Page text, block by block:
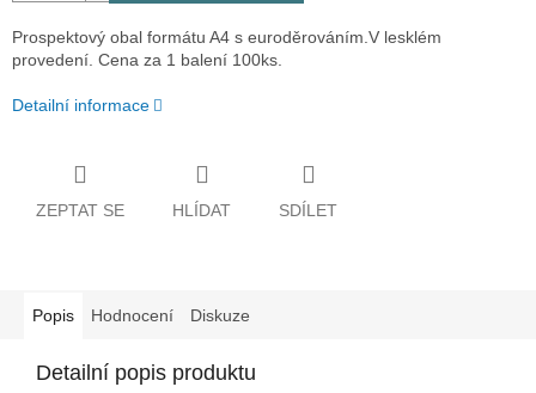
Prospektový obal formátu A4 s euroděrováním.V lesklém
provedení. Cena za 1 balení 100ks.
Detailní informace
ZEPTAT SE HLÍDAT SDÍLET
Popis Hodnocení Diskuze
Detailní popis produktu